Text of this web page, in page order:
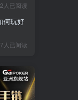
人已阅读
何玩好
人已阅读